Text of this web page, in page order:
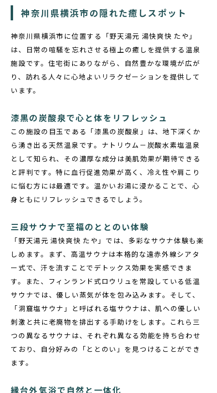
神奈川県横浜市の隠れた癒しスポット
神奈川県横浜市に位置する「野天湯元 湯快爽快 たや」
は、日常の喧騒を忘れさせる極上の癒しを提供する温泉
施設です。住宅街にありながら、自然豊かな環境が広が
り、訪れる人々に心地よいリラクゼーションを提供して
います。
漆黒の炭酸泉で心と体をリフレッシュ
この施設の目玉である「漆黒の炭酸泉」は、地下深くか
ら湧き出る天然温泉です。ナトリウム－炭酸水素塩温泉
として知られ、その濃厚な成分は美肌効果が期待できる
と評判です。特に血行促進効果が高く、冷え性や肩こり
に悩む方には最適です。温かいお湯に浸かることで、心
身ともにリフレッシュできるでしょう。
三段サウナで至福のととのい体験
「野天湯元 湯快爽快 たや」では、多彩なサウナ体験も楽
しめます。まず、高温サウナは本格的な遠赤外線シアタ
ー式で、汗を流すことでデトックス効果を実感できま
す。また、フィンランド式ロウリュを常設している低温
サウナでは、優しい蒸気が体を包み込みます。そして、
「洞窟塩サウナ」と呼ばれる塩サウナは、肌への優しい
刺激と共に老廃物を排出する手助けをします。これら三
つの異なるサウナは、それぞれ異なる効能を持ち合わせ
ており、自分好みの「ととのい」を見つけることができ
ます。
縁台外気浴で自然と一体化